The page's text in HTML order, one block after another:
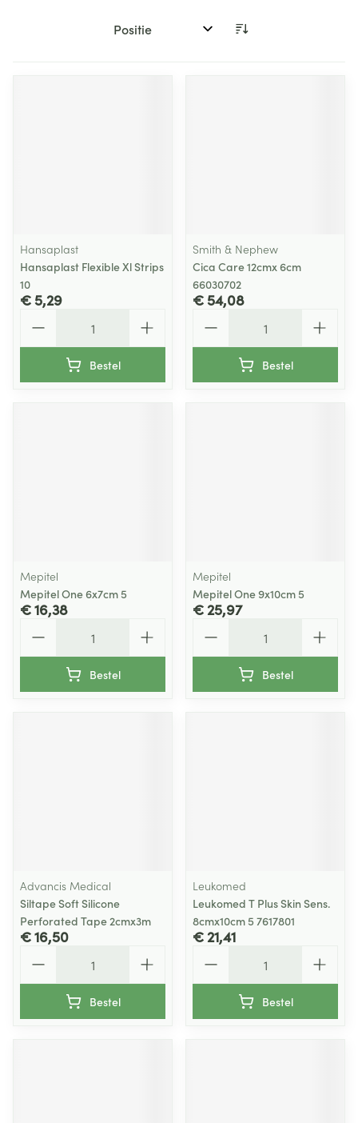
Sorteer op:
Hansaplast
Hansaplast Flexible Xl Strips
10
€ 5,29
Bestel
Smith & Nephew
Cica Care 12cmx 6cm
66030702
€ 54,08
Bestel
Mepitel
Mepitel One 6x7cm 5
€ 16,38
Bestel
Mepitel
Mepitel One 9x10cm 5
€ 25,97
Bestel
Advancis Medical
Siltape Soft Silicone
Perforated Tape 2cmx3m
€ 16,50
Bestel
Leukomed
Leukomed T Plus Skin Sens.
8cmx10cm 5 7617801
€ 21,41
Bestel